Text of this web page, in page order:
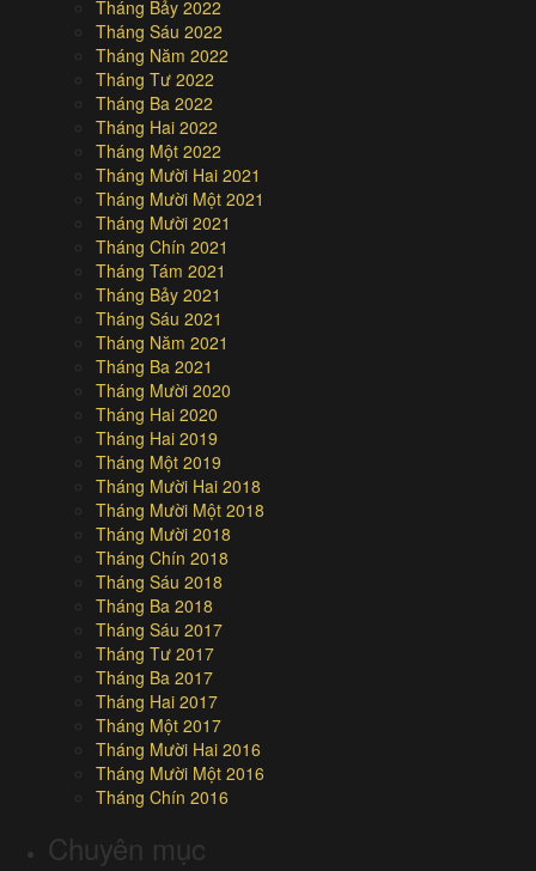
Tháng Bảy 2022
Tháng Sáu 2022
Tháng Năm 2022
Tháng Tư 2022
Tháng Ba 2022
Tháng Hai 2022
Tháng Một 2022
Tháng Mười Hai 2021
Tháng Mười Một 2021
Tháng Mười 2021
Tháng Chín 2021
Tháng Tám 2021
Tháng Bảy 2021
Tháng Sáu 2021
Tháng Năm 2021
Tháng Ba 2021
Tháng Mười 2020
Tháng Hai 2020
Tháng Hai 2019
Tháng Một 2019
Tháng Mười Hai 2018
Tháng Mười Một 2018
Tháng Mười 2018
Tháng Chín 2018
Tháng Sáu 2018
Tháng Ba 2018
Tháng Sáu 2017
Tháng Tư 2017
Tháng Ba 2017
Tháng Hai 2017
Tháng Một 2017
Tháng Mười Hai 2016
Tháng Mười Một 2016
Tháng Chín 2016
Chuyên mục